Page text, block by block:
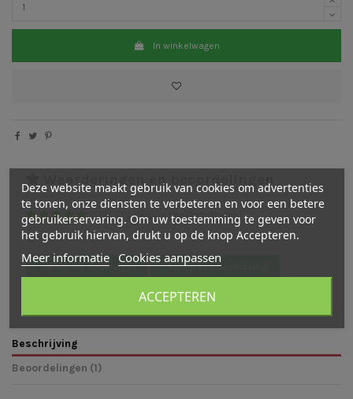
In winkelwagen
Waarderingen en beoordelingen
) cijfer(s) -
beoordeling(en)
Bekijk verdeling
Bekijk beoordelingen Schrijf een beoordeling
Beschrijving
Beoordelingen (1)
Deze website maakt gebruik van cookies om advertenties
te tonen, onze diensten te verbeteren en voor een betere
gebruikerservaring. Om uw toestemming te geven voor
het gebruik hiervan, drukt u op de knop Accepteren.
Meer informatie Cookies aanpassen
ACCEPTEREN